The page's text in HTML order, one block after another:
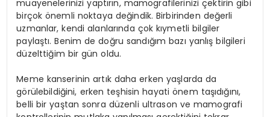
muayenelerinizi yaptırın, mamografilerinizi çektirin gibi
birçok önemli noktaya değindik. Birbirinden değerli
uzmanlar, kendi alanlarında çok kıymetli bilgiler
paylaştı. Benim de doğru sandığım bazı yanlış bilgileri
düzelttiğim bir gün oldu.
Meme kanserinin artık daha erken yaşlarda da
görülebildiğini, erken teşhisin hayati önem taşıdığını,
belli bir yaştan sonra düzenli ultrason ve mamografi